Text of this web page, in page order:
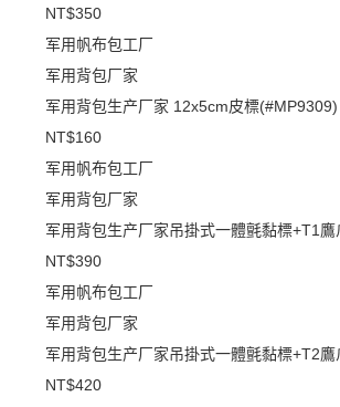
NT$350
军用帆布包工厂
军用背包厂家
军用背包生产厂家 12x5cm皮標(#MP9309)
NT$160
军用帆布包工厂
军用背包厂家
军用背包生产厂家吊掛式一體氈黏標+T1
NT$390
军用帆布包工厂
军用背包厂家
军用背包生产厂家吊掛式一體氈黏標+T2
NT$420